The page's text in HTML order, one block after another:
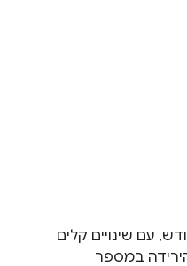
עם שינויים קלים
במספר